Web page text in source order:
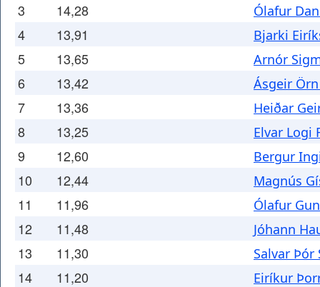
3 14,28 Ólafur
4 13,91 Bjarki
5 13,65 Arnór
6 13,42 Ásgeir
7 13,36 Heiðar
8 13,25 Elvar Logi
9 12,60 Bergur
10 12,44 Magnús
11 11,96 Ólafur
12 11,48 Jóhann
13 11,30 Salvar Þór
14 11,20 Eiríkur